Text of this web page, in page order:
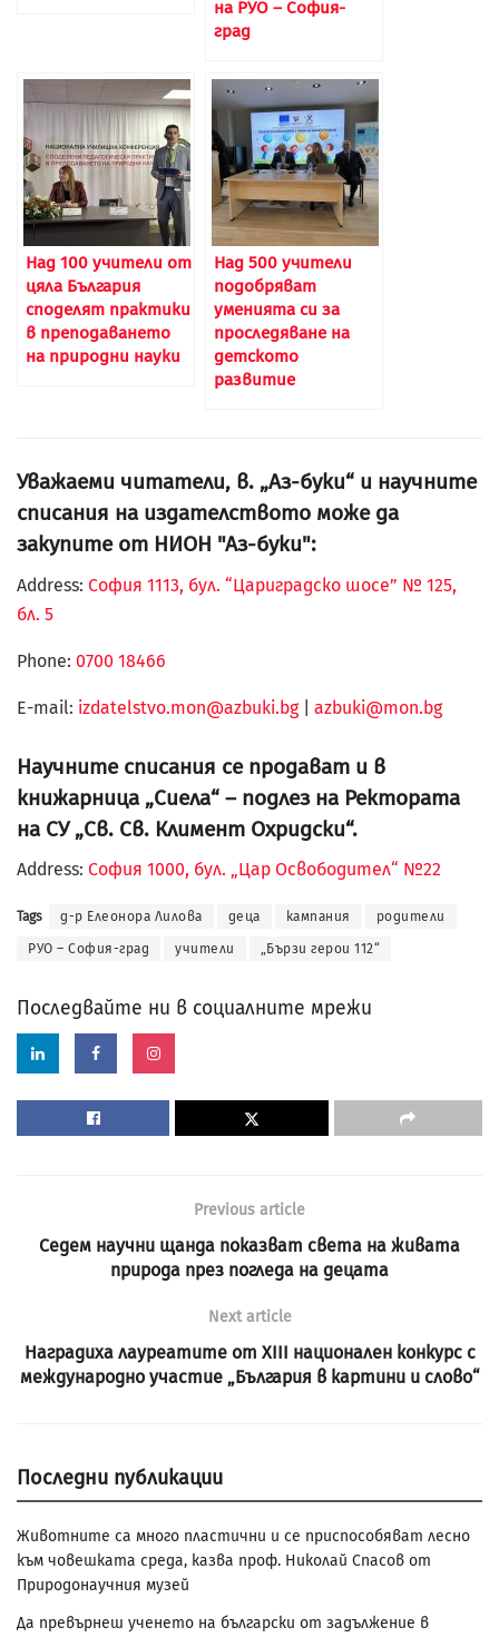
на РУО – София-
град
Над 100 учители от
цяла България
споделят практики
в преподаването
на природни науки
Над 500 учители
подобряват
уменията си за
проследяване на
детското
развитие
Уважаеми читатели, в. „Аз-буки“ и научните
списания на издателството може да
закупите от НИОН "Аз-буки":
Address: София 1113, бул. “Цариградско шосе” № 125,
бл. 5
Phone: 0700 18466
Е-mail: izdatelstvo.mon@azbuki.bg| azbuki@mon.bg
Научните списания се продават и в
книжарница „Сиела“ – подлез на Ректората
на СУ „Св. Св. Климент Охридски“.
Address: София 1000, бул. „Цар Освободител“ №22
Tags д-р Елеонора Лилова деца кампания родители
РУО – София-град учители „Бързи герои 112“
Последвайте ни в социалните мрежи
Previous article
Седем научни щанда показват света на живата
природа през погледа на децата
Next article
Наградиха лауреатите от XIII национален конкурс с
международно участие „България в картини и слово“
Последни публикации
Животните са много пластични и се приспособяват лесно
към човешката среда, казва проф. Николай Спасов от
Природонаучния музей
Да превърнеш ученето на български от задължение в